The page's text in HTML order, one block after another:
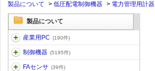
製品について > 低圧配電制御機器 > 電力管理用計器
製品について
産業用PC (190件)
制御機器 (5195件)
FAセンサ (39件)